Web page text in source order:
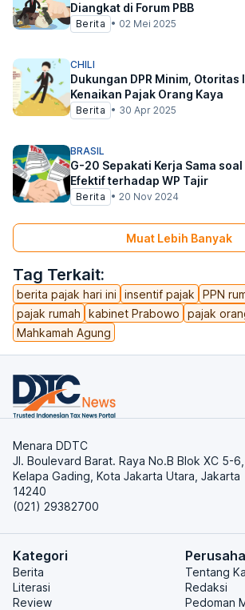
Tag Terkait:
berita pajak hari ini insentif pajak PPN
pajak rumah
kabinet Prabowo
pajak
Mahkamah Agung
Diangkat di Forum PBB
Berita • 02 Mei 2025
CHILI
Dukungan DPR Minim, Otoritas
Kenaikan Pajak Orang Kaya
Berita • 30 Apr 2025
BRASIL
G-20 Sepakati Kerja Sama
Efektif terhadap WP Tajir
Berita • 20 Nov 2024
Muat Lebih Banyak
Menara DDTC
Jl. Boulevard Barat. Raya No.B Blok XC 5-6,
Kelapa Gading, Kota Jakarta Utara, Jakarta
14240
(021) 29382700
Kategori
Berita
Literasi
Review
Tentang
Redaksi
Pedoman